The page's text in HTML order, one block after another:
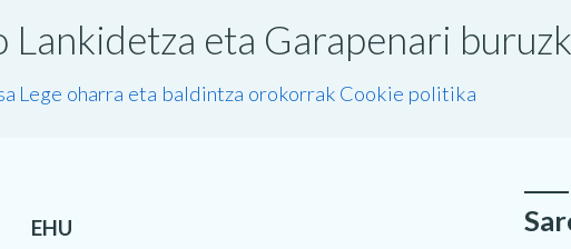
Lankidetza eta Garapenari
Lege oharra eta baldintza orokorrak Cookie politika
EHU